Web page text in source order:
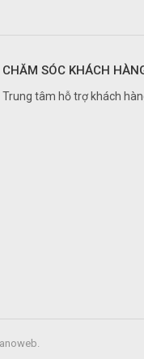
CHĂM SÓC KHÁCH
Trung tâm hỗ trợ khách